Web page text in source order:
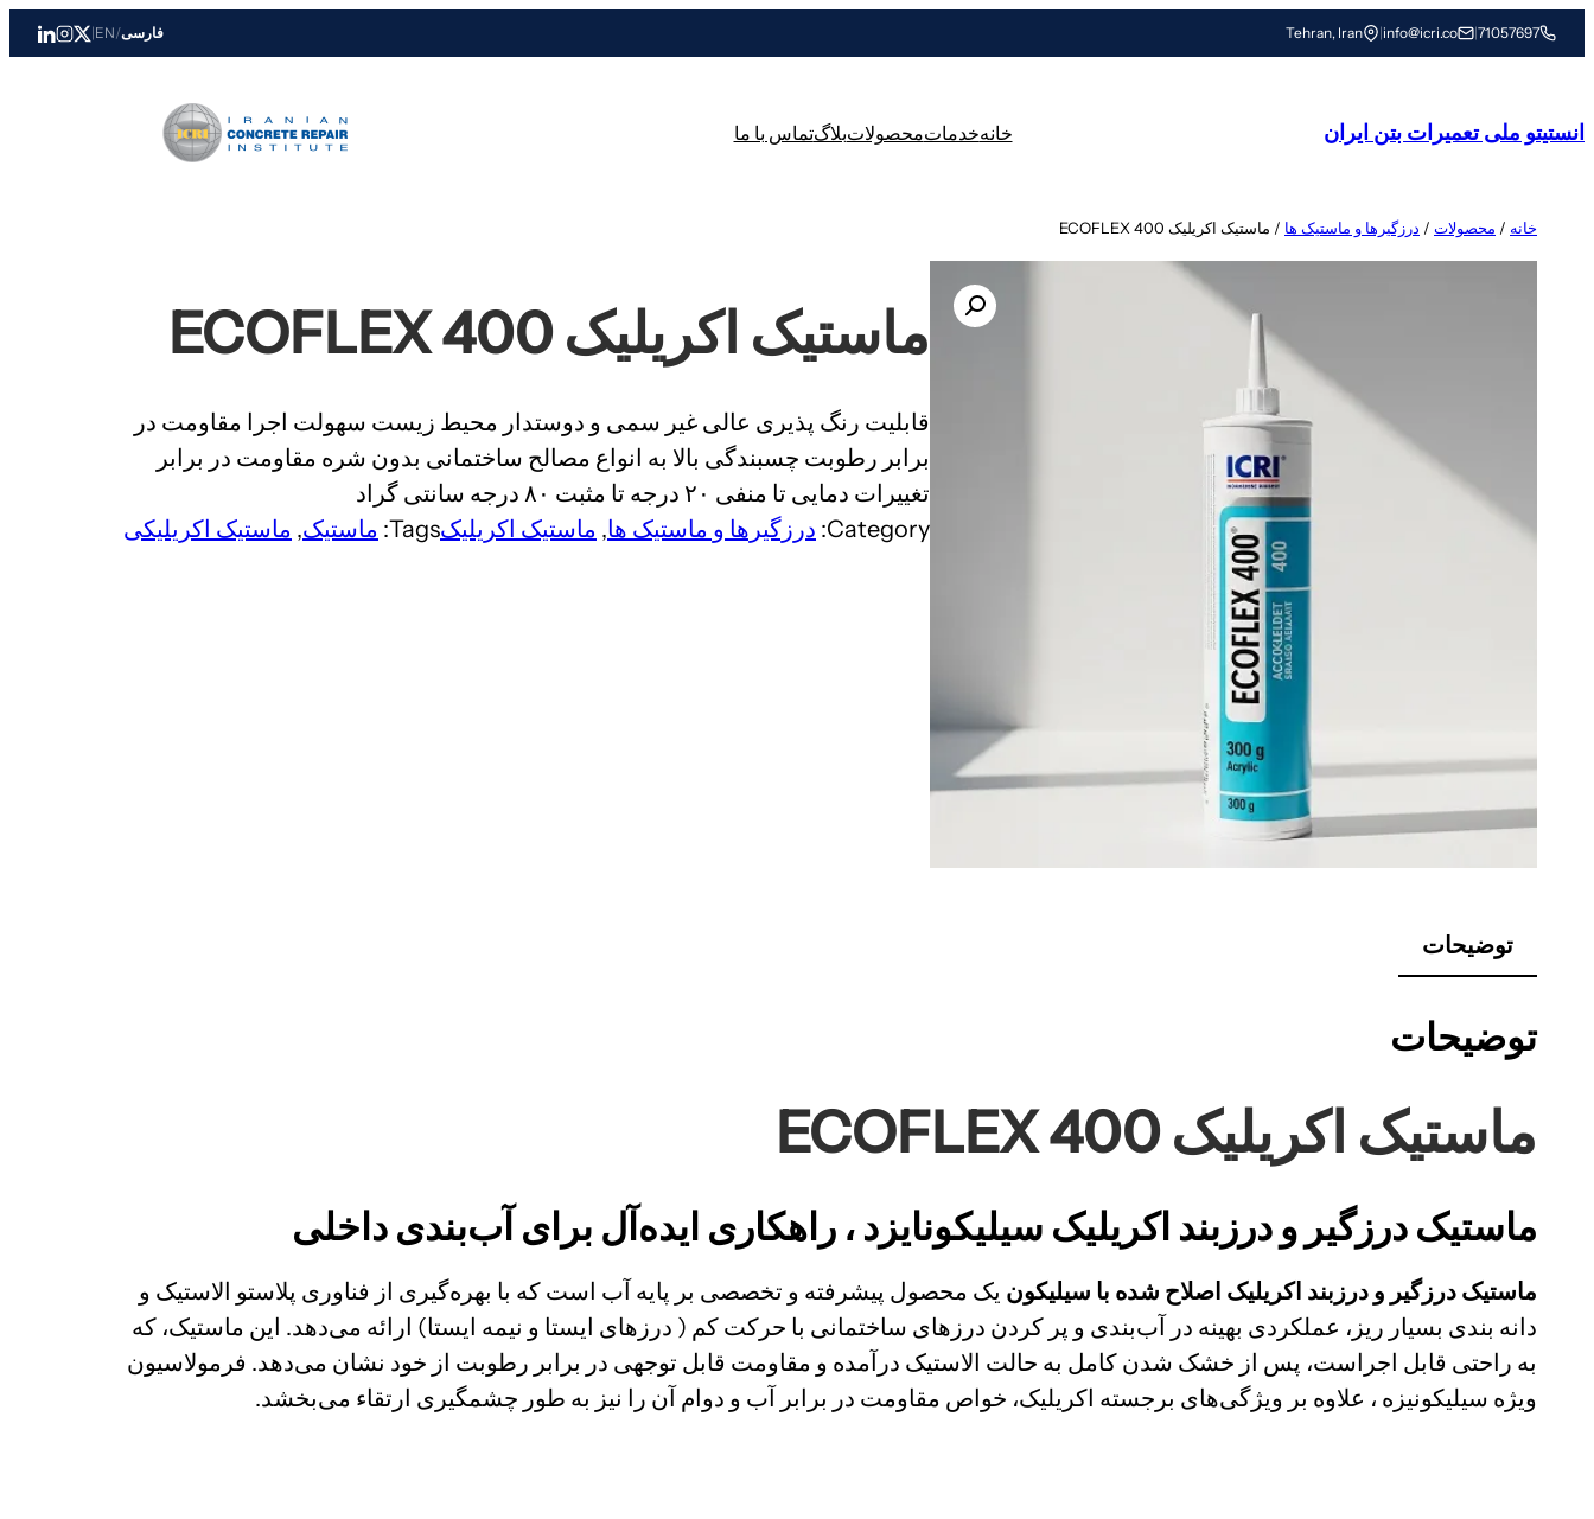
رفتن
به
71057697
|
info@icri.co
|
Tehran, Iran فارسی/
EN
|
انستیتو ملی تعمیرات بتن ایران خانهخدماتمحصولاتبلاگتماس با ما
خانه / محصولات / درزگیرها و ماستیک ها / ماستیک اکریلیک ECOFLEX 400
ماستیک اکریلیک ECOFLEX 400
قابلیت رنگ پذیری عالی غیر سمی و دوستدار محیط زیست سهولت اجرا مقاومت در
برابر رطوبت چسبندگی بالا به انواع مصالح ساختمانی بدون شره مقاومت در برابر
تغییرات دمایی تا منفی ۲۰ درجه تا مثبت ۸۰ درجه سانتی گراد
Category: درزگیرها و ماستیک ها, ماستیک اکریلیکTags: ماستیک, ماستیک اکریلیکی
توضیحات
توضیحات
ماستیک اکریلیک ECOFLEX 400
ماستیک درزگیر و درزبند اکریلیک سیلیکونایزد ، راهکاری ایده‌آل برای آب‌بندی داخلی
ماستیک درزگیر و درزبند اکریلیک اصلاح شده با سیلیکون یک محصول پیشرفته و تخصصی بر پایه آب است که با بهره‌گیری از فناوری پلاستو الاستیک و
دانه بندی بسیار ریز، عملکردی بهینه در آب‌بندی و پر کردن درزهای ساختمانی با حرکت کم ( درزهای ایستا و نیمه ایستا) ارائه می‌دهد. این ماستیک، که
به راحتی قابل اجراست، پس از خشک شدن کامل به حالت الاستیک درآمده و مقاومت قابل توجهی در برابر رطوبت از خود نشان می‌دهد. فرمولاسیون
ویژه سیلیکونیزه ، علاوه بر ویژگی‌های برجسته اکریلیک، خواص مقاومت در برابر آب و دوام آن را نیز به طور چشمگیری ارتقاء می‌بخشد.